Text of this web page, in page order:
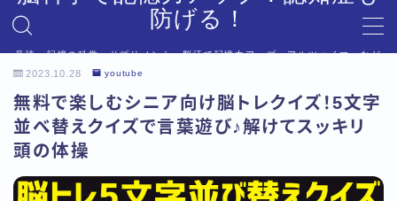
防げる！
音読、記憶の科学、サプリメント、脳活で記憶力アップ。アルツハイマーなど
プライバシーポリシー
利用規約／特定商取引法に基づく表記
利用規約／特定商取引法に基づく表記
有料記事の決済完了ページ
2023.10.28 youtube
無料で楽しむシニア向け脳トレクイズ！5文字
並べ替えクイズで言葉遊び♪解けてスッキリ
頭の体操